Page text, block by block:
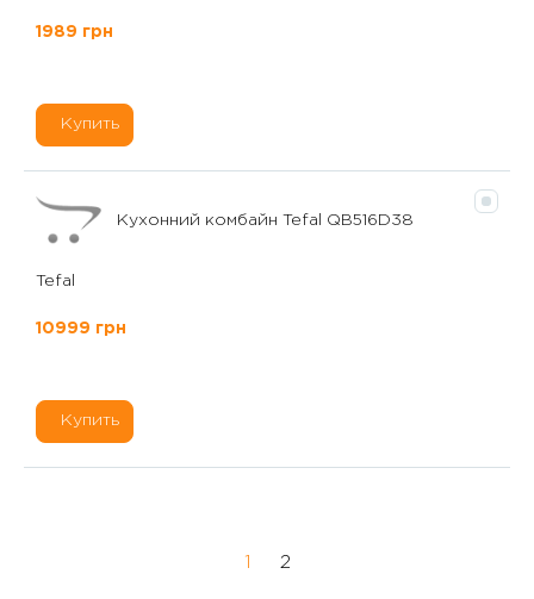
1989 грн
Купить
Кухонний комбайн Tefal QB516D38
Tefal
10999 грн
Купить
1 2